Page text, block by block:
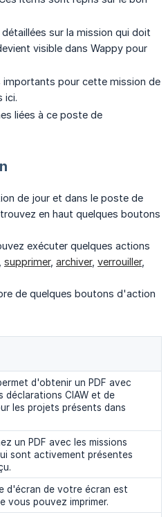
sur la mission qui doit
visible dans Wappy pour
importants pour cette mission de
ici.
liées à ce poste de
de jour et dans le poste de
en haut quelques boutons
exécuter quelques actions
supprimer, archiver, verrouiller,
de quelques boutons d'action
d'obtenir un PDF avec
déclarations CIAW et de
les projets présents dans
un PDF avec les missions
sont activement présentes
d'écran de votre écran est
vous pouvez imprimer.